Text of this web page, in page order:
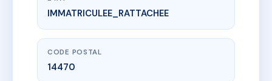
www.vme.plus/AJ0792515
LES TERRASSES DE NACRE
Le Meslier14470 Courseulles-sur-Mer
IMMATRICULEE_RATTACHEE
CODE POSTAL
14470